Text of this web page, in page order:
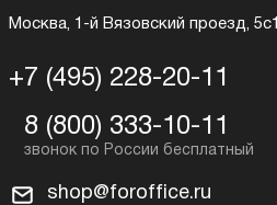
Москва, 1-й Вязовский проезд, 5с1
+7 (495) 228-20-11
8 (800) 333-10-11
shop@foroffice.ru